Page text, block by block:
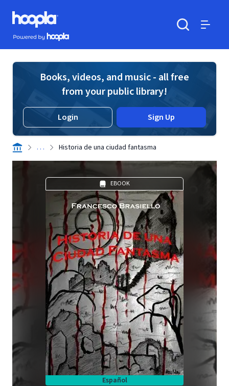
Skip to main content
Hoopla logo
Powered by Hoopla
Books, videos, and music - all free
from your public library!
Login Sign Up
. . . Historia de una ciudad fantasma
EBOOK
Español